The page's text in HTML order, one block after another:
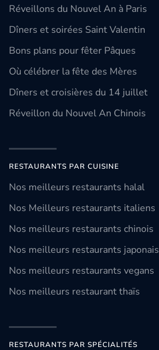
Réveillons du Nouvel An à Paris
Dîners et soirées Saint Valentin
Bons plans pour fêter Pâques
Où célébrer la fête des Mères
Dîners et croisières du 14 juillet
Réveillon du Nouvel An Chinois
RESTAURANTS PAR CUISINE
Nos meilleurs restaurants halal
Nos Meilleurs restaurants italiens
Nos meilleurs restaurants chinois
Nos meilleurs restaurants japonais
Nos meilleurs restaurants vegans
Nos meilleurs restaurant thaïs
RESTAURANTS PAR SPÉCIALITÉS